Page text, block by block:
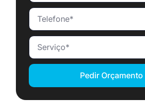
Pedir Orçamento